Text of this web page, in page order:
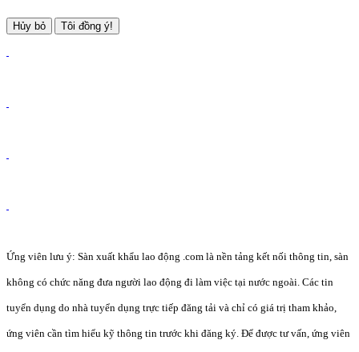
Hủy bỏ Tôi đồng ý!
Ứng viên lưu ý: Sàn xuất khẩu lao động .com là nền tảng kết nối thông tin, sàn
không có chức năng đưa người lao động đi làm việc tại nước ngoài. Các tin
tuyển dụng do nhà tuyển dụng trực tiếp đăng tải và chỉ có giá trị tham khảo,
ứng viên cần tìm hiểu kỹ thông tin trước khi đăng ký. Để được tư vấn, ứng viên